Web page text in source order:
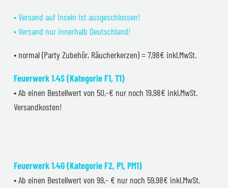
• Versand auf Inseln ist ausgeschlossen!
• Versand nur innerhalb Deutschland!
• normal (Party Zubehör, Räucherkerzen) = 7,98€ inkl.MwSt.
Feuerwerk 1.4S (Kategorie F1, T1)
• Ab einen Bestellwert von 50,-€ nur noch 19,98€ inkl.MwSt.
Versandkosten!
Feuerwerk 1.4G (Kategorie F2, P1, PM1)
• Ab einen Bestellwert von 99,- € nur noch 59,98€ inkl.MwSt.